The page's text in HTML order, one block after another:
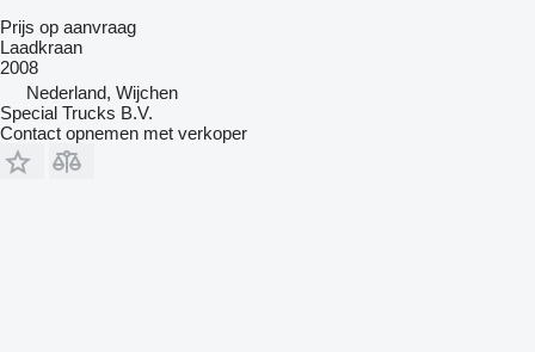
Prijs op aanvraag
Laadkraan
2008
Nederland, Wijchen
Special Trucks B.V.
Contact opnemen met verkoper